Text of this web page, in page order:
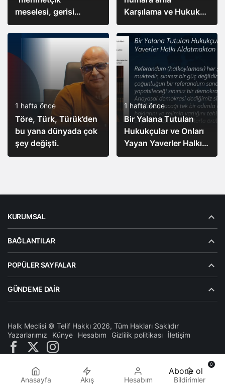
meselesi, gerisi
illüzyon
Karşılama ve Hukuk
Sıfır!
1 hafta önce
Töre, Türk, Türük’den
bu yana dünyada çok
şey değişti.
1 hafta önce
Bir Yalana Tutulan
Hukukçular ve Onları
Yayan Yaverler Halkı
Aldatmaktan
KURUMSAL
BAĞLANTILAR
POPÜLER SAYFALAR
GÜNDEME DAIR
Halk Meclisi © Telif Hakkı 2026, Tüm Hakları Saklıdır
Yazarlarımız
Künye Hesabım Gizlilik politikası İletişim
Anasayfa Akış Hesabım Bildirimler
0
Abone ol